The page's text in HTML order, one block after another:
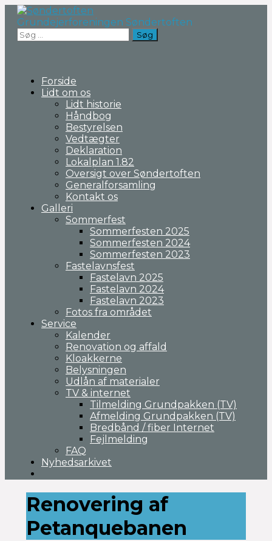
Fortsæt
indhold
Grundejerforeningen Søndertoften
Søg
efter:
Forside
Lidt om os
Lidt historie
Håndbog
Bestyrelsen
Vedtægter
Deklaration
Lokalplan 1.82
Oversigt over Søndertoften
Generalforsamling
Kontakt os
Galleri
Sommerfest
Sommerfesten 2025
Sommerfesten 2024
Sommerfesten 2023
Fastelavnsfest
Fastelavn 2025
Fastelavn 2024
Fastelavn 2023
Fotos fra området
Service
Kalender
Renovation og affald
Kloakkerne
Belysningen
Udlån af materialer
TV & internet
Tilmelding Grundpakken (TV)
Afmelding Grundpakken (TV)
Bredbånd / fiber Internet
Fejlmelding
FAQ
Nyhedsarkivet
Renovering af
Petanquebanen